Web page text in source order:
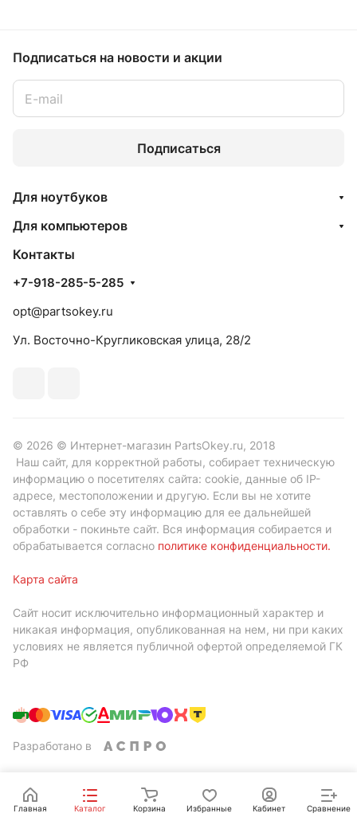
Подписаться на новости и акции
Подписаться
Для ноутбуков
Для компьютеров
Контакты
+7-918-285-5-285
opt@partsokey.ru
Ул. Восточно-Кругликовская улица, 28/2
© 2026 © Интернет-магазин PartsOkey.ru, 2018
Наш сайт, для корректной работы, собирает техническую
информацию о посетителях сайта: cookie, данные об IP-
адресе, местоположении и другую. Если вы не хотите
оставлять о себе эту информацию для ее дальнейшей
обработки - покиньте сайт. Вся информация собирается и
обрабатывается согласно политике конфиденциальности.
Карта сайта
Сайт носит исключительно информационный характер и
никакая информация, опубликованная на нем, ни при каких
условиях не является публичной офертой определяемой ГК
РФ
Разработано в
Главная Каталог Корзина Избранные Кабинет Сравнение